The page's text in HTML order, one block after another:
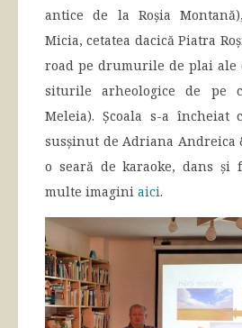
antice de la Roșia
Micia, cetatea dacică Piatra
road pe drumurile de plai ale
siturile arheologice de pe
Meleia). Școala s-a
susșinut de Adriana Andreica
o seară de karaoke, dans și
multe imagini aici.